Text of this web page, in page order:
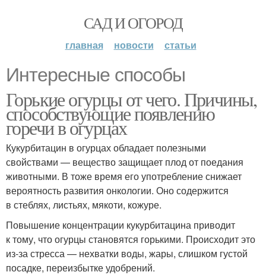
САД И ОГОРОД
главная новости статьи
Интересные способы
Горькие огурцы от чего. Причины,
способствующие появлению
горечи в огурцах
Кукурбитацин в огурцах обладает полезными
свойствами — вещество защищает плод от поедания
животными. В тоже время его употребление снижает
вероятность развития онкологии. Оно содержится
в стеблях, листьях, мякоти, кожуре.
Повышение концентрации кукурбитацина приводит
к тому, что огурцы становятся горькими. Происходит это
из-за стресса — нехватки воды, жары, слишком густой
посадке, переизбытке удобрений.